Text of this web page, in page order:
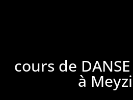
cours de DANSE
à